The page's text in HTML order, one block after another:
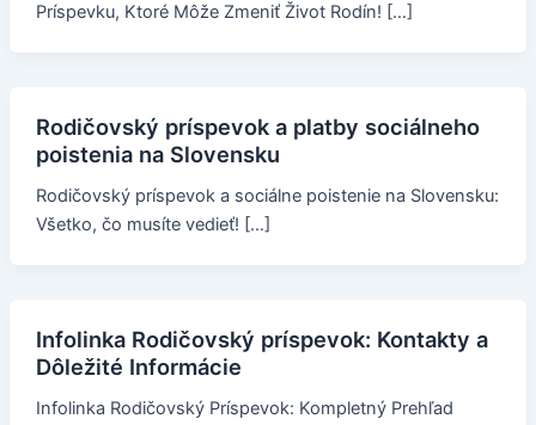
Príspevku, Ktoré Môže Zmeniť Život Rodín! […]
Rodičovský príspevok a platby sociálneho
poistenia na Slovensku
Rodičovský príspevok a sociálne poistenie na Slovensku:
Všetko, čo musíte vedieť! […]
Infolinka Rodičovský príspevok: Kontakty a
Dôležité Informácie
Infolinka Rodičovský Príspevok: Kompletný Prehľad